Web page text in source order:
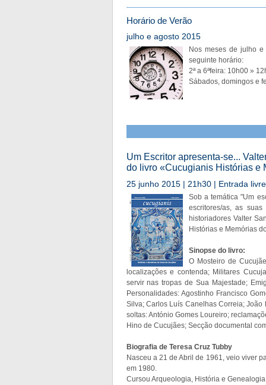
Horário de Verão
julho e agosto 2015
Nos meses de julho
seguinte horário:
2ª a 6ªfeira: 10h00 »
Sábados, domingos e
Um Escritor apresenta-se...
do livro «Cucugianis Histórias e
25 junho 2015 | 21h30 | Entrada livre
Sob a temática "Um
escritores/as, as
historiadores Valter
Histórias e Memórias
Sinopse do livro:
O Mosteiro de
localizações e contenda; Militares
servir nas tropas de Sua Majestade;
Personalidades: Agostinho Francisco
Silva; Carlos Luís Canelhas Correia; João
soltas: António Gomes Loureiro;
Hino de Cucujães; Secção documental
Biografia de Teresa Cruz Tubby
Nasceu a 21 de Abril de 1961, veio viver
em 1980.
Cursou Arqueologia, História e